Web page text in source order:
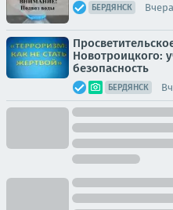
БЕРДЯНСК
Новотроицкого:
безопасность
БЕРДЯНСК